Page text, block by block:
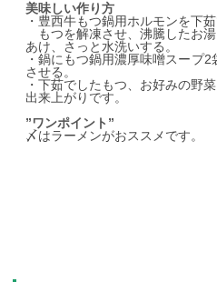
美味しい作り方
・豊西牛もつ鍋用ホルモンを下茹
もつを解凍させ、沸騰したお
あけ、さっと水洗いする。
・鍋にもつ鍋用濃厚味噌スープ
させる。
・下茹でしたもつ、お好みの野
出来上がりです。
”ワンポイント”
〆はラーメンがおススメです。